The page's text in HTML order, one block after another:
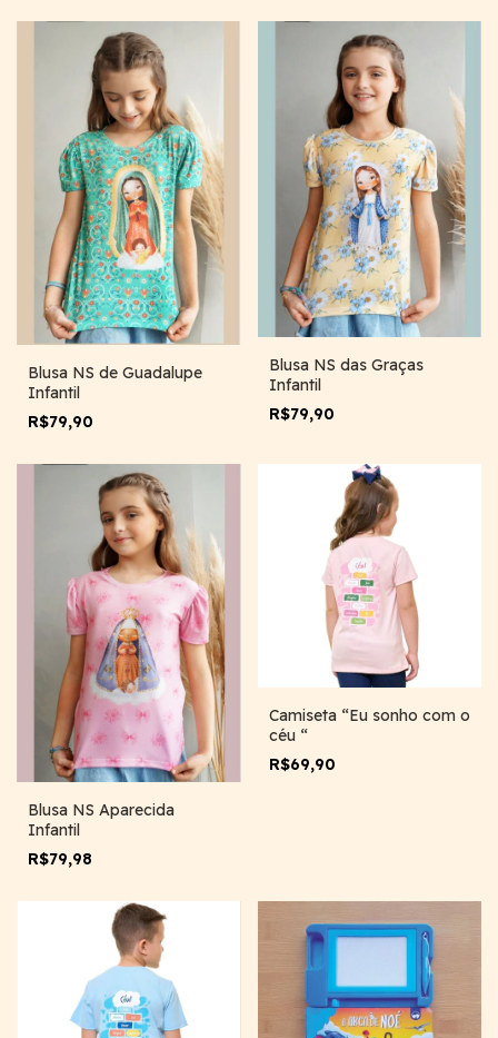
Blusa NS de Guadalupe
Infantil
R$79,90
Blusa NS das Graças
Infantil
R$79,90
Blusa NS Aparecida
Infantil
R$79,98
Camiseta “Eu sonho com o
céu “
R$69,90